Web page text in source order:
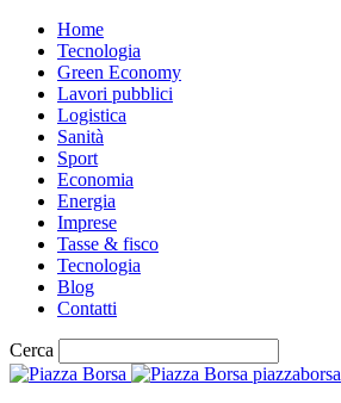
Home
Tecnologia
Green Economy
Lavori pubblici
Logistica
Sanità
Sport
Economia
Energia
Imprese
Tasse & fisco
Tecnologia
Blog
Contatti
Cerca
piazzaborsa